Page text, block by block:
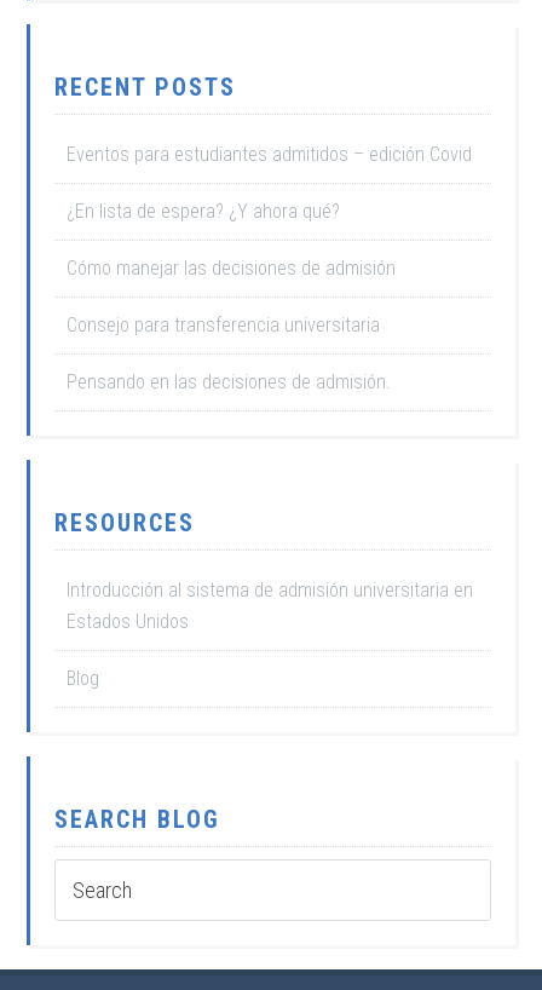
RECENT POSTS
Eventos para estudiantes admitidos – edición Covid
¿En lista de espera? ¿Y ahora qué?
Cómo manejar las decisiones de admisión
Consejo para transferencia universitaria
Pensando en las decisiones de admisión.
RESOURCES
Introducción al sistema de admisión universitaria en
Estados Unidos
Blog
SEARCH BLOG